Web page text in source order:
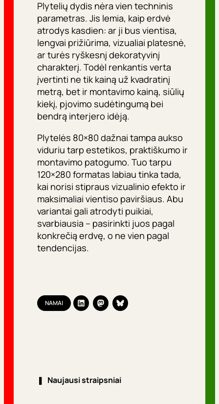
Plytelių dydis nėra vien techninis
parametras. Jis lemia, kaip erdvė
atrodys kasdien: ar ji bus vientisa,
lengvai prižiūrima, vizualiai platesnė,
ar turės ryškesnį dekoratyvinį
charakterį. Todėl renkantis verta
įvertinti ne tik kainą už kvadratinį
metrą, bet ir montavimo kainą, siūlių
kiekį, pjovimo sudėtingumą bei
bendrą interjero idėją.
Plytelės 80×80 dažnai tampa aukso
viduriu tarp estetikos, praktiškumo ir
montavimo patogumo. Tuo tarpu
120×280 formatas labiau tinka tada,
kai norisi stipraus vizualinio efekto ir
maksimaliai vientiso paviršiaus. Abu
variantai gali atrodyti puikiai,
svarbiausia – pasirinkti juos pagal
konkrečią erdvę, o ne vien pagal
tendencijas.
NAMAI
❚ Naujausi straipsniai